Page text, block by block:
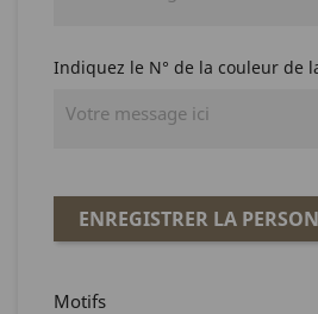
Indiquez le N° de la couleur de
ENREGISTRER LA
Motifs